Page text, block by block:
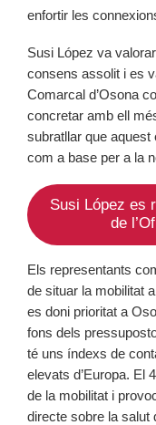
enfortir les
Susi López va
consens assolit i es
Comarcal d’Osona
concretar amb ell
subratllar que
com a base per a la
Susi López es
de
Els representants
de situar la mobilitat
es doni prioritat a
fons dels
té uns índexs de
elevats d’Europa. El
de la mobilitat i
directe sobre la salut